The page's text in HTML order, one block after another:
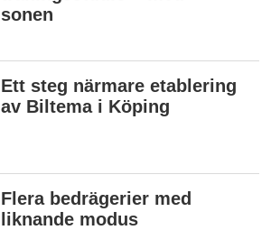
sonen
Ett steg närmare etablering
av Biltema i Köping
Flera bedrägerier med
liknande modus